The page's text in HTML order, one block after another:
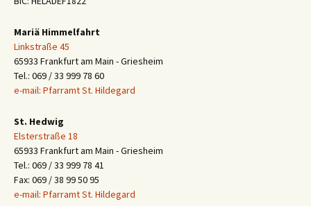
Mariä Himmelfahrt
Linkstraße 45
65933 Frankfurt am Main - Griesheim
Tel.: 069 / 33 999 78 60
e-mail: Pfarramt St. Hildegard
St. Hedwig
Elsterstraße 18
65933 Frankfurt am Main - Griesheim
Tel.: 069 / 33 999 78 41
Fax: 069 / 38 99 50 95
e-mail: Pfarramt St. Hildegard